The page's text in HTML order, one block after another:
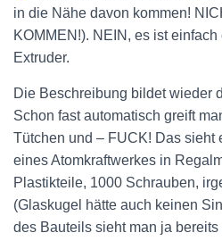
in die Nähe davon kommen!
KOMMEN!). NEIN, es ist
Extruder.
Die Beschreibung bildet wieder
Schon fast automatisch greift
Tütchen und – FUCK! Das sieht
eines Atomkraftwerkes in
Plastikteile, 1000 Schrauben,
(Glaskugel hätte auch keinen
des Bauteils sieht man ja bereits